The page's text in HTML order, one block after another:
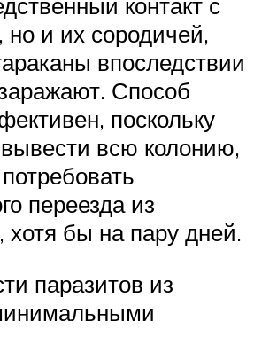
но и их сородичей,
впоследствии
Способ
поскольку
всю колонию,
переезда из
хотя бы на пару дней.
паразитов из